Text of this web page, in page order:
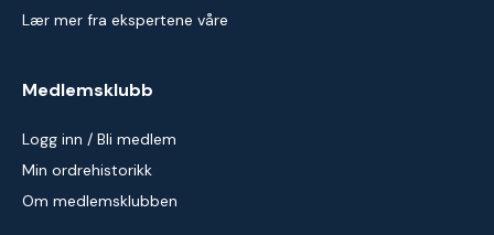
Lær mer fra ekspertene våre
Medlemsklubb
Logg inn / Bli medlem
Min ordrehistorikk
Om medlemsklubben